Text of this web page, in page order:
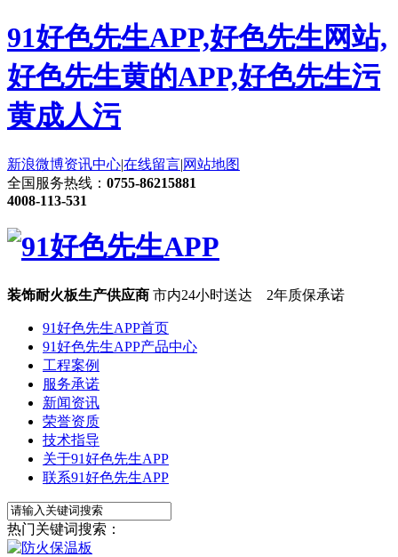
91好色先生APP,好色先生网站,
好色先生黄的APP,好色先生污
黄成人污
新浪微博资讯中心|在线留言|网站地图
全国服务热线： 0755-86215881
4008-113-531
装饰耐火板生产供应商 市内24小时送达 2年质保承诺
91好色先生APP首页
91好色先生APP产品中心
工程案例
服务承诺
新闻资讯
荣誉资质
技术指导
关于91好色先生APP
联系91好色先生APP
热门关键词搜索：